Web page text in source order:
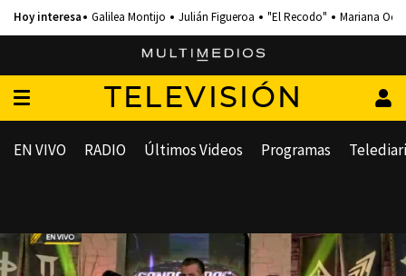
Galilea Montijo Julián Figueroa "El Recodo" Mariana
TELEVISIÓN
EN VIVO RADIO Últimos Videos Programas